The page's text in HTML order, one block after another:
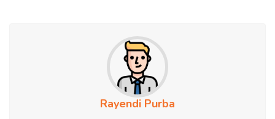
Rayendi Purba